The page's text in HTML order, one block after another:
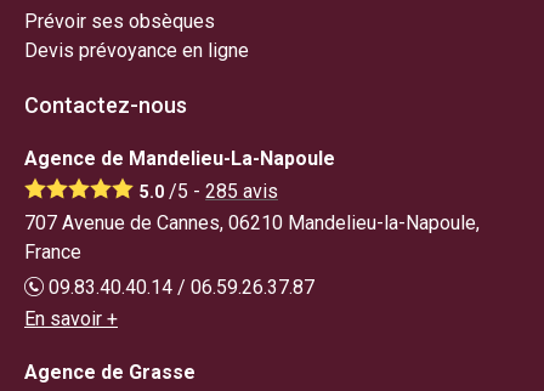
Prévoir ses obsèques
Devis prévoyance en ligne
Contactez-nous
Agence de Mandelieu-La-Napoule
5.0 /5 - 285 avis
707 Avenue de Cannes, 06210 Mandelieu-la-Napoule,
France
09.83.40.40.14 / 06.59.26.37.87
En savoir +
Agence de Grasse